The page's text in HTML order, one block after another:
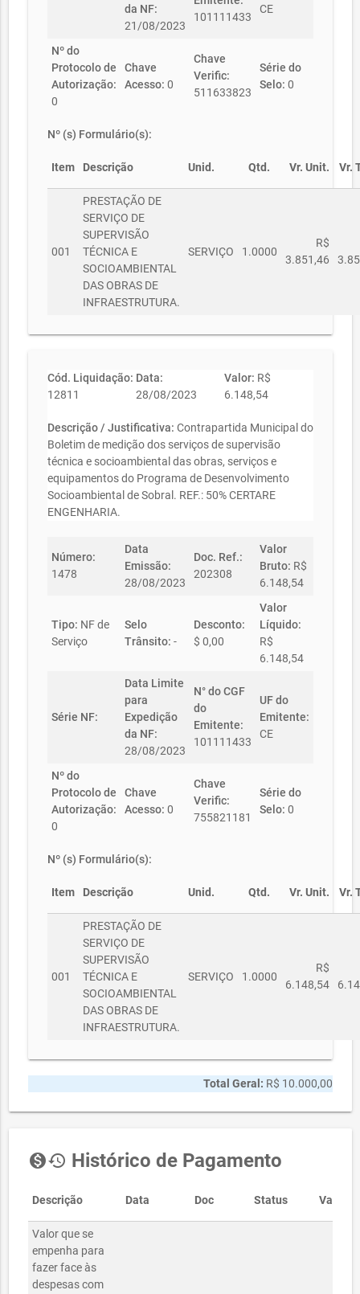
da NF:
21/08/2023
101111433
CE
Nº do
Protocolo de
Autorização:
0
Chave
Acesso: 0
Chave
Verific:
511633823
Série do
Selo: 0
Nº (s) Formulário(s):
Item Descrição Unid. Qtd. Vr. Unit. Vr.
001
PRESTAÇÃO DE
SERVIÇO DE
SUPERVISÃO
TÉCNICA E
SOCIOAMBIENTAL
DAS OBRAS DE
INFRAESTRUTURA.
SERVIÇO 1.0000
R$
3.851,46
Cód. Liquidação:
12811
Data:
28/08/2023
Valor: R$
6.148,54
Descrição / Justificativa: Contrapartida Municipal do
Boletim de medição dos serviços de supervisão
técnica e socioambiental das obras, serviços e
equipamentos do Programa de Desenvolvimento
Socioambiental de Sobral. REF.: 50% CERTARE
ENGENHARIA.
Número:
1478
Data
Emissão:
28/08/2023
Doc. Ref.:
202308
Valor
Bruto: R$
6.148,54
Tipo: NF de
Serviço
Selo
Trânsito: -
Desconto:
$ 0,00
Valor
Líquido:
R$
6.148,54
Série NF:
Data Limite
para
Expedição
da NF:
28/08/2023
N° do CGF
do
Emitente:
101111433
UF do
Emitente:
CE
Nº do
Protocolo de
Autorização:
0
Chave
Acesso: 0
Chave
Verific:
755821181
Série do
Selo: 0
Nº (s) Formulário(s):
Item Descrição Unid. Qtd. Vr. Unit. Vr.
001
PRESTAÇÃO DE
SERVIÇO DE
SUPERVISÃO
TÉCNICA E
SOCIOAMBIENTAL
DAS OBRAS DE
INFRAESTRUTURA.
SERVIÇO 1.0000
R$
6.148,54
Total Geral: R$ 10.000,00
monetization_onhistory Histórico de Pagamento
Descrição Data Doc Status Valor
Valor que se
empenha para
fazer face às
despesas com